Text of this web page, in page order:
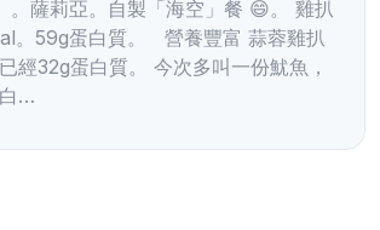
。薩莉亞。自製「海空」餐 😄。 雞扒
。59g蛋白質。 營養豐富 蒜蓉雞扒
經32g蛋白質。 今次多叫一份魷魚，
…